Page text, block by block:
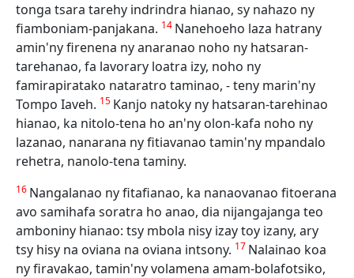
tonga tsara tarehy indrindra hianao, sy nahazo ny
fiamboniam-panjakana. 14 Nanehoeho laza hatrany
amin'ny firenena ny anaranao noho ny hatsaran-
tarehanao, fa lavorary loatra izy, noho ny
famirapiratako nataratro taminao, - teny marin'ny
Tompo Iaveh. 15 Kanjo natoky ny hatsaran-tarehinao
hianao, ka nitolo-tena ho an'ny olon-kafa noho ny
lazanao, nanarana ny fitiavanao tamin'ny mpandalo
rehetra, nanolo-tena taminy.
16 Nangalanao ny fitafianao, ka nanaovanao fitoerana
avo samihafa soratra ho anao, dia nijangajanga teo
amboniny hianao: tsy mbola nisy izay toy izany, ary
tsy hisy na oviana na oviana intsony. 17 Nalainao koa
ny firavakao, tamin'ny volamena amam-bolafotsiko,